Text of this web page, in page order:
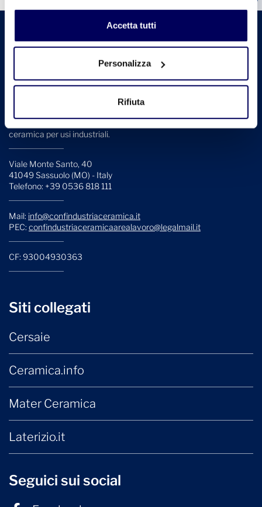
profilazione può negare il consenso sul tasto "Rifiuta".
Accetta tutti
Personalizza
Rifiuta
Confindustria Ceramica è l'Associazione che rappresenta, collega,
ceramica per usi industriali.
Viale Monte Santo, 40
41049 Sassuolo (MO) - Italy
Telefono: +39 0536 818 111
Mail: info@confindustriaceramica.it
PEC: confindustriaceramicaarealavoro@legalmail.it
CF: 93004930363
Siti collegati
Cersaie
Ceramica.info
Mater Ceramica
Laterizio.it
Seguici sui social